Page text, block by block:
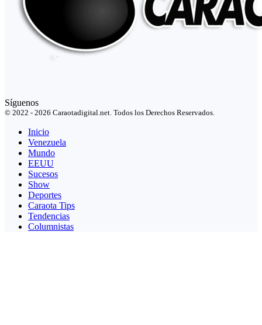
Síguenos
© 2022 - 2026 Caraotadigital.net. Todos los Derechos Reservados.
Inicio
Venezuela
Mundo
EEUU
Sucesos
Show
Deportes
Caraota Tips
Tendencias
Columnistas